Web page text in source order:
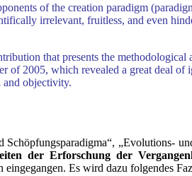
of the creation paradigm
irrelevant, fruitless, and even
that presents the
of 2005, which revealed a great deal
and objectivity.
„Evolutions-
der Erforschung der
Es wird dazu folgendes